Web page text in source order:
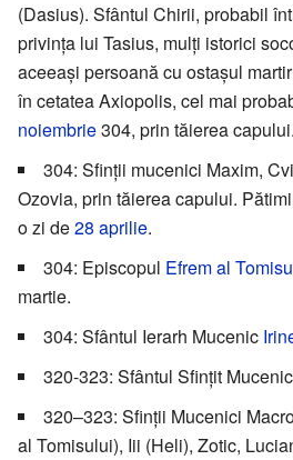
(Dasius). Sfântul Chirii, probabil
privința lui Tasius, mulți istorici
aceeași persoană cu ostașul
în cetatea Axiopolis, cel mai
noiembrie304, prin tăierea capului.
304: Sfinții mucenici Maxim,
Ozovia, prin tăierea capului.
o zi de28 aprilie.
304: Episcopul Efrem al
martie.
304: Sfântul Ierarh Mucenic
320-323: Sfântul Sfințit
320–323: Sfinții Mucenici
al Tomisului), Iii (Heli), Zotic,